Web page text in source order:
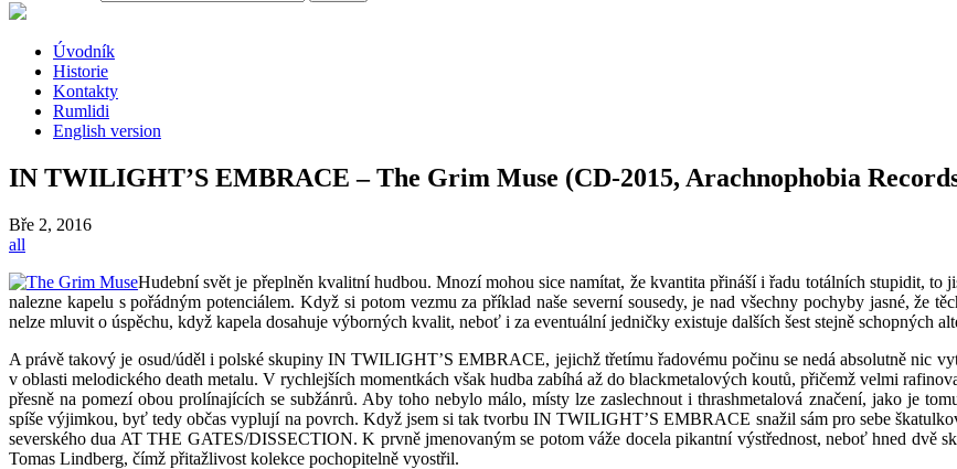
Úvodník
Historie
Kontakty
Rumlidi
English version
IN TWILIGHT’S EMBRACE – The Grim Muse (CD-2015, Arachnophobia
Bře 2, 2016
all
Hudební svět je přeplněn kvalitní hudbou. Mnozí mohou sice namítat, že kvantita přináší i řadu totálních stupidit, to
nalezne kapelu s pořádným potenciálem. Když si potom vezmu za příklad naše severní sousedy, je nad všechny pochyby jasné, že
nelze mluvit o úspěchu, když kapela dosahuje výborných kvalit, neboť i za eventuální jedničky existuje dalších šest stejně schopných
A právě takový je osud/úděl i polské skupiny IN TWILIGHT’S EMBRACE, jejichž třetímu řadovému počinu se nedá absolutně nic
v oblasti melodického death metalu. V rychlejších momentkách však hudba zabíhá až do blackmetalových koutů, přičemž velmi
přesně na pomezí obou prolínajících se subžánrů. Aby toho nebylo málo, místy lze zaslechnout i thrashmetalová značení, jako je
spíše výjimkou, byť tedy občas vyplují na povrch. Když jsem si tak tvorbu IN TWILIGHT’S EMBRACE snažil sám pro sebe
severského dua AT THE GATES/DISSECTION. K prvně jmenovaným se potom váže docela pikantní výstřednost, neboť hned dvě
Tomas Lindberg, čímž přitažlivost kolekce pochopitelně vyostřil.